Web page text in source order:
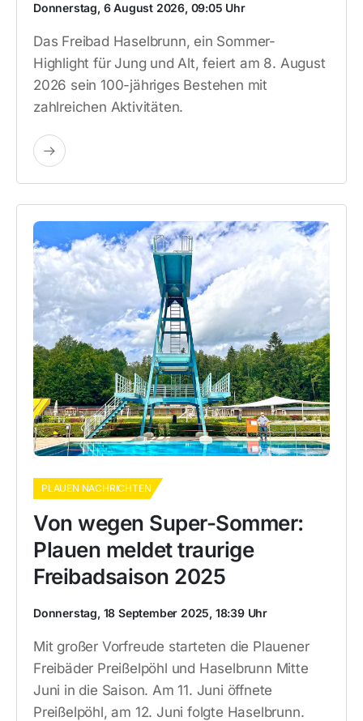
Donnerstag, 6 August 2026, 09:05 Uhr
Das Freibad Haselbrunn, ein Sommer-
Highlight für Jung und Alt, feiert am 8. August
2026 sein 100-jähriges Bestehen mit
zahlreichen Aktivitäten.
PLAUEN NACHRICHTEN
Von wegen Super-Sommer:
Plauen meldet traurige
Freibadsaison 2025
Donnerstag, 18 September 2025, 18:39 Uhr
Mit großer Vorfreude starteten die Plauener
Freibäder Preißelpöhl und Haselbrunn Mitte
Juni in die Saison. Am 11. Juni öffnete
Preißelpöhl, am 12. Juni folgte Haselbrunn.